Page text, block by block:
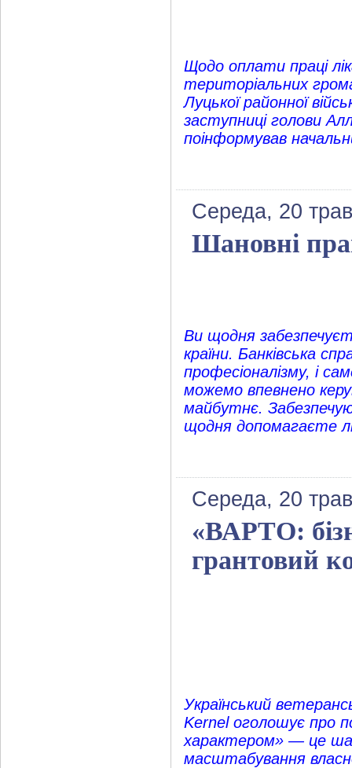
Щодо оплати праці
територіальних
Луцької районної
заступниці голови
поінформував
Середа, 20
Шановні
Ви щодня
країни. Банківська
професіоналізму, і
можемо впевнено
майбутнє.
щодня допомагаєте
Середа, 20
«ВАРТО:
грантовий
Український
Kernel оголошує про
характером» — це
масштабування